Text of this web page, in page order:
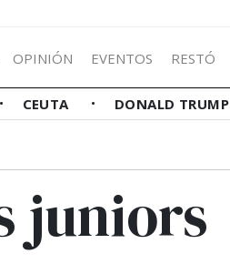
OPINIÓN EVENTOS RESTÓ
CEUTA DONALD TRUMP
juniors